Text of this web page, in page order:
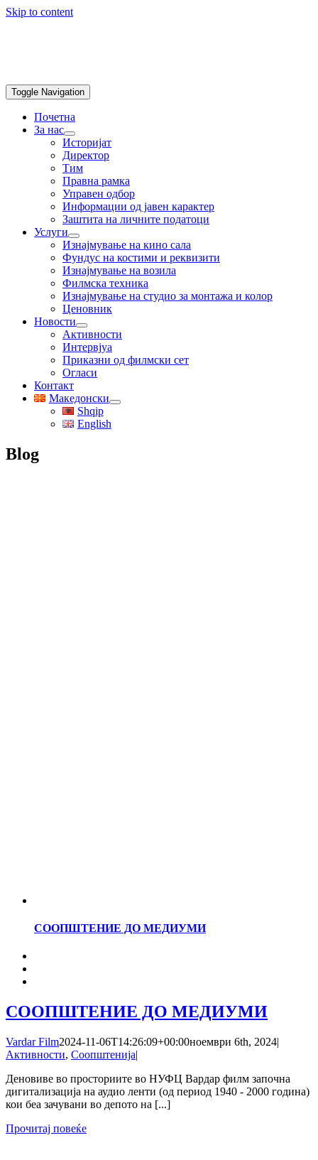
Skip to content
Toggle Navigation
Почетна
За нас
Историјат
Директор
Тим
Правна рамка
Управен одбор
Информации од јавен карактер
Заштита на личните податоци
Услуги
Изнајмување на кино сала
Фундус на костими и реквизити
Изнајмување на возила
Филмска техника
Изнајмување на студио за монтажа и колор
Ценовник
Новости
Активности
Интервјуа
Приказни од филмски сет
Огласи
Контакт
Македонски
Shqip
English
Blog
СООПШТЕНИЕ ДО МЕДИУМИ
СООПШТЕНИЕ ДО МЕДИУМИ
Vardar Film2024-11-06T14:26:09+00:00ноември 6th, 2024|
Активности, Соопштенија|
Деновиве во просториите во НУФЦ Вардар филм започна
дигитализација на аудио ленти (од период 1940 - 2000 година)
кои беа зачувани во депото на [...]
Прочитај повеќе